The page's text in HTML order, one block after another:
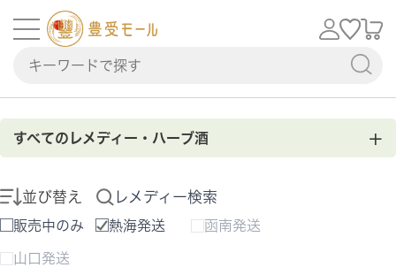
すべてのレメディー・ハーブ酒 +
並び替え レメディー検索
販売中のみ 熱海発送 函南発送
山口発送